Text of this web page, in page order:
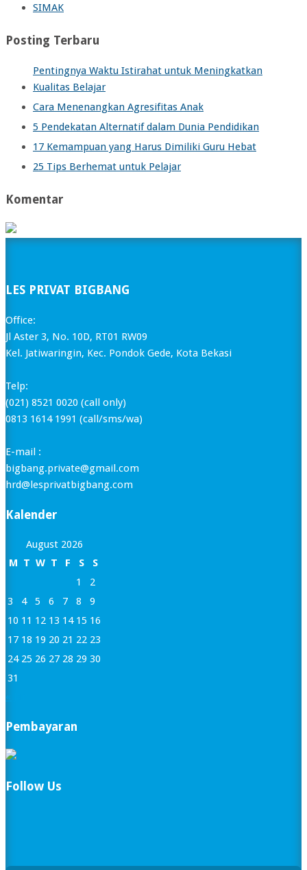
SIMAK
Posting Terbaru
Pentingnya Waktu Istirahat untuk Meningkatkan
Kualitas Belajar
Cara Menenangkan Agresifitas Anak
5 Pendekatan Alternatif dalam Dunia Pendidikan
17 Kemampuan yang Harus Dimiliki Guru Hebat
25 Tips Berhemat untuk Pelajar
Komentar
LES PRIVAT BIGBANG
Office:
Jl Aster 3, No. 10D, RT01 RW09
Kel. Jatiwaringin, Kec. Pondok Gede, Kota Bekasi
Telp:
(021) 8521 0020 (call only)
0813 1614 1991 (call/sms/wa)
E-mail :
bigbang.private@gmail.com
hrd@lesprivatbigbang.com
Kalender
August 2026
M T W T F S
S
1
2
3
4 5 6 7 8
9
10 11 12 13 14 15 16
17 18 19 20 21 22 23
24 25 26 27 28 29 30
31
« Jan
Pembayaran
Follow Us